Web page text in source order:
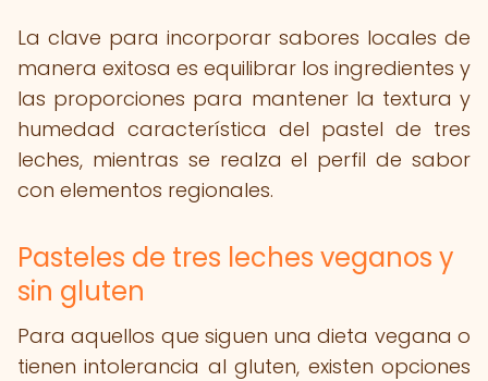
La clave para incorporar sabores locales de
manera exitosa es equilibrar los ingredientes y
las proporciones para mantener la textura y
humedad característica del pastel de tres
leches, mientras se realza el perfil de sabor
con elementos regionales.
Pasteles de tres leches veganos y
sin gluten
Para aquellos que siguen una dieta vegana o
tienen intolerancia al gluten, existen opciones